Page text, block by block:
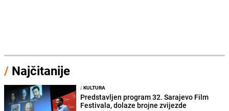
/ Najčitanije
/KULTURA
Predstavljen program 32. Sarajevo Film
Festivala, dolaze brojne zvijezde